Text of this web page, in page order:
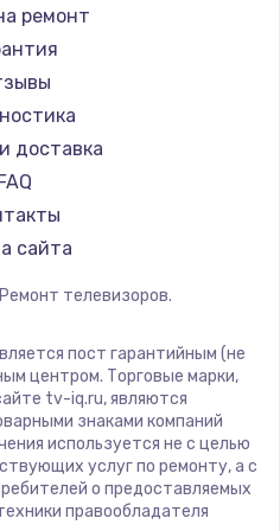
руб.
питания
руб.
моста
руб.
Tuvio
Nord
ремонт
доставка
сайта
телевизоров.
пост гарантийным (не
центром. Торговые марки,
tv-iq.ru, являются
знаками компаний
используется не с целью
услуг по ремонту, а с
о предоставляемых
правообладателя